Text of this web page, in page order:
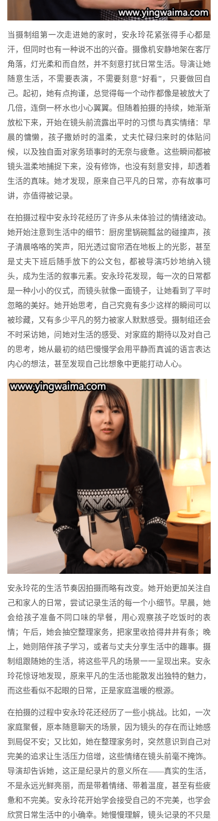
当摄制组第一次走进她的家时，安永玲花紧张得手心都是
汗，但同时也有一种说不出的兴奋。摄像机安静地架在客厅
角落，灯光柔和而自然，并不刻意打扰日常生活。导演让她
随意生活，不需要表演，不需要刻意“好看”，只要做回自
己。起初，她有点拘谨，总觉得每一个动作都像是被放大了
几倍，连倒一杯水也小心翼翼。但随着拍摄的持续，她渐渐
放松下来，开始在镜头前流露出平时的习惯与真实情绪：早
晨的慵懒，孩子撒娇时的温柔，丈夫忙碌归来时的体贴问
候，以及独自面对家务琐事时的无奈与疲惫。这些瞬间都被
镜头温柔地捕捉下来，没有修饰，也没有刻意安排，却透着
生活的真味。她才发现，原来自己平凡的日常，亦有故事可
讲，亦值得被记录。
在拍摄过程中安永玲花经历了许多从未体验过的情绪波动。
她开始注意到生活中的细节：厨房里锅碗瓢盆的碰撞声，孩
子清晨咯咯的笑声，阳光透过窗帘洒在地板上的光影，甚至
是丈夫下班后随手放下的公文包，都被导演巧妙地纳入镜
头，成为生活的叙事元素。安永玲花发现，每一次的日常都
是一种小小的仪式，而镜头就像一面镜子，让她看到了平时
忽略的美好。她开始思考，自己究竟有多少这样的瞬间可以
被珍藏，又有多少平凡的努力被家人默默感受。摄制组还会
不时采访她，问她对生活的感受、对家庭的期待以及对自己
的思考，她从最初的结巴慢慢学会用平静而真诚的语言表达
内心的想法，甚至发现自己比想象中更能打动人心。
安永玲花的生活节奏因拍摄而略有改变。她开始更加关注自
己和家人的日常，尝试记录生活的每一个小细节。早晨，她
会给孩子准备不同口味的早餐，用心观察孩子吃饭时的表
情；午后，她会抽空整理家务，把家里收拾得井井有条；晚
上，她则陪伴孩子学习，或者与丈夫分享生活中的趣事。摄
制组跟随她的生活，将这些平凡的场景一一呈现出来。安永
玲花惊讶地发现，原来平凡的生活也能散发出独特的魅力，
而这些看似不起眼的日常，正是家庭温暖的根源。
在拍摄的过程中安永玲花还经历了一些小挑战。比如，一次
家庭聚餐，原本随意聊天的场景，因为镜头的存在而让她感
到局促不安；又比如，她在整理家务时，突然意识到自己对
完美的追求让生活压力倍增，这些情绪在镜头前毫不掩饰。
导演却告诉她，这正是纪录片的意义所在——真实的生活，
不是永远光鲜亮丽，而是带着情绪、带着温度，甚至有些疲
惫和不完美。安永玲花开始学会接受自己的不完美，也学会
欣赏日常生活中的小确幸。她慢慢理解，镜头记录的不只是